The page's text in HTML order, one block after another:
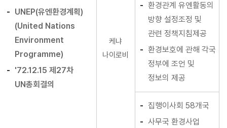
UNEP(유엔환경계획)
(United Nations
Environment
Programme)
'72.12.15 제27차
UN총회결의
케냐
나이로비
환경관계 유엔활동의
방향 설정조정 및
관련 정책지침제공
환경보호에 관해 각국
정부에 조언 및
정보의 제공
집행이사회 58개국
사무국 환경사업